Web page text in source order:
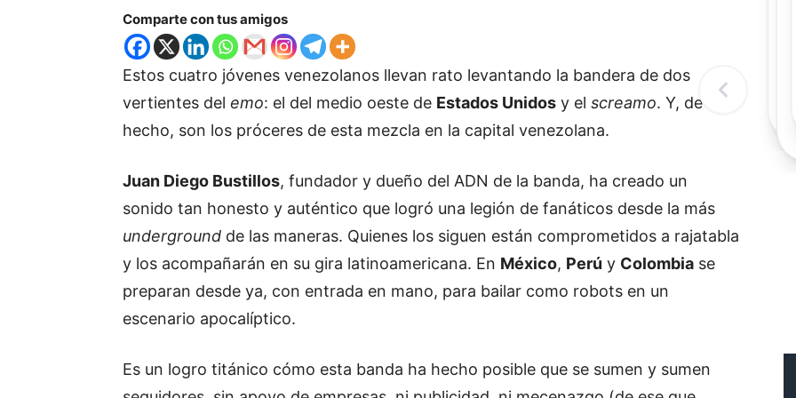
Comparte con tus amigos
Estos cuatro jóvenes venezolanos llevan rato levantando la bandera de dos
vertientes del emo: el del medio oeste de Estados Unidos y el screamo. Y, de
hecho, son los próceres de esta mezcla en la capital venezolana.
Juan Diego Bustillos, fundador y dueño del ADN de la banda, ha creado un
sonido tan honesto y auténtico que logró una legión de fanáticos desde la más
underground de las maneras. Quienes los siguen están comprometidos a rajatabla
y los acompañarán en su gira latinoamericana. En México, Perú y Colombia se
preparan desde ya, con entrada en mano, para bailar como robots en un
escenario apocalíptico.
Es un logro titánico cómo esta banda ha hecho posible que se sumen y sumen